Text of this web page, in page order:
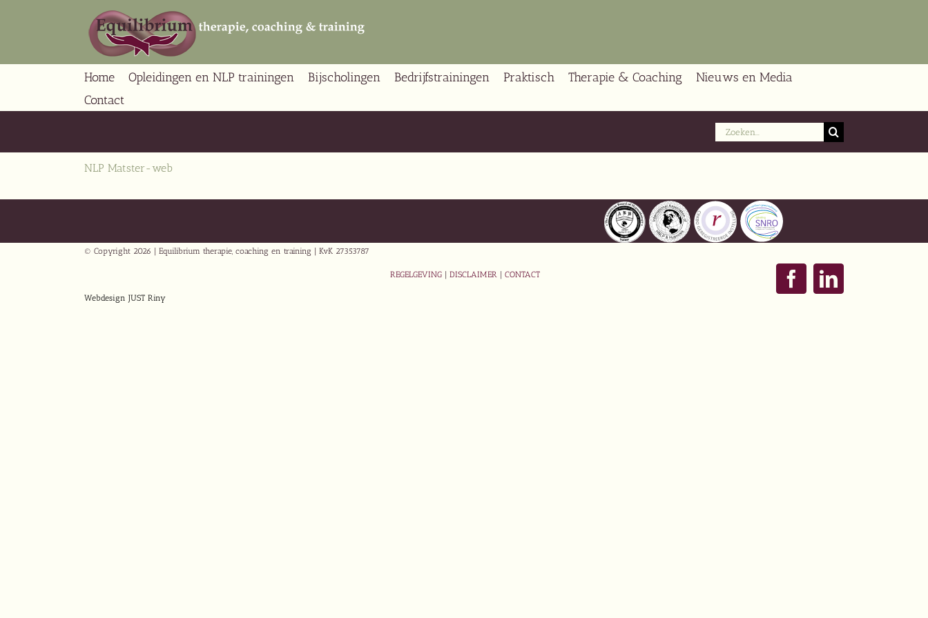
Home Opleidingen en NLP trainingen Bijscholingen Bedrijfstrainingen Praktisch Therapie & Coaching
Nieuws en Media
Contact
Zoeken
naar:
NLP Matster-web
© Copyright 2026 | Equilibrium therapie, coaching en training | KvK 27353787
REGELGEVING DISCLAIMER CONTACT
Webdesign JUST Riny
FacebookLinkedIn